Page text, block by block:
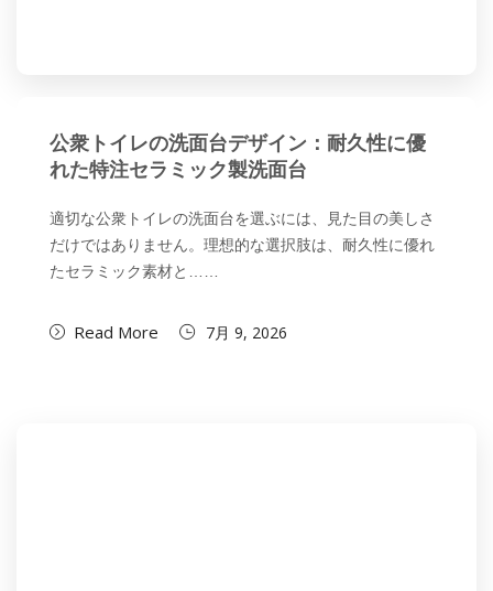
公衆トイレの洗面台デザイン：耐久性に優
れた特注セラミック製洗面台
適切な公衆トイレの洗面台を選ぶには、見た目の美しさ
だけではありません。理想的な選択肢は、耐久性に優れ
たセラミック素材と……
Read More 7月 9, 2026